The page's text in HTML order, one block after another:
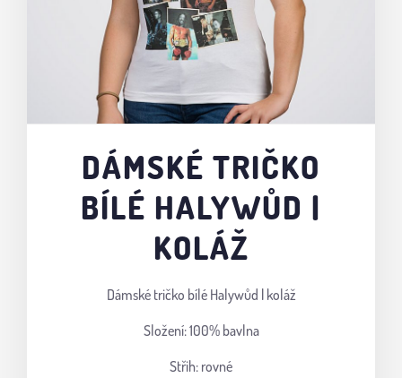
DÁMSKÉ TRIČKO
BÍLÉ HALYWŮD |
KOLÁŽ
Dámské tričko bílé Halywůd | koláž
Složení: 100% bavlna
Střih: rovné